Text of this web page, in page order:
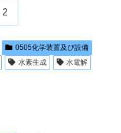
2
0505化学装置及び設備
水素生成 水電解